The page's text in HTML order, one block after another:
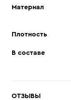
Материал
Плотность
В составе
ОТЗЫВЫ